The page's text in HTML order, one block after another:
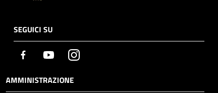
SEGUICI SU
Facebook YoutubeInstagram
AMMINISTRAZIONE